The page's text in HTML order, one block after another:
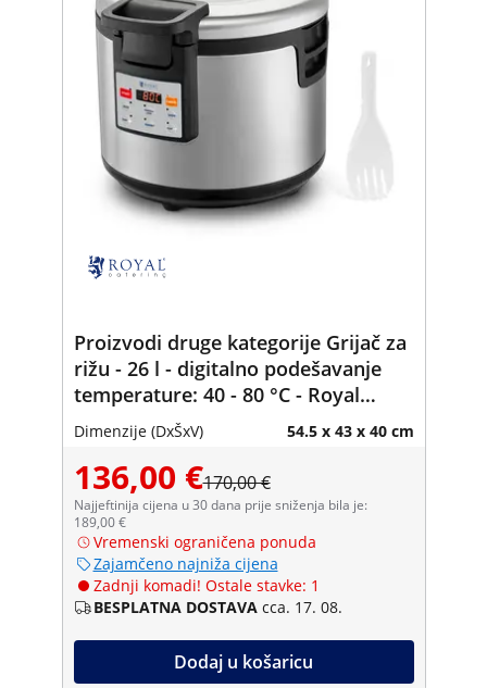
Proizvodi druge kategorije Grijač za
rižu - 26 l - digitalno podešavanje
temperature: 40 - 80 °C - Royal
Catering
Dimenzije (DxŠxV) 54.5 x 43 x 40 cm
136,00 €170,00 €
Najjeftinija cijena u 30 dana prije sniženja bila je:
189,00 €
Vremenski ograničena ponuda
Zajamčeno najniža cijena
Zadnji komadi! Ostale stavke: 1
BESPLATNA DOSTAVA cca. 17. 08.
Dodaj u košaricu